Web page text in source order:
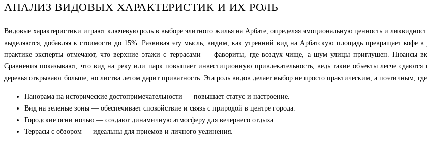
АНАЛИЗ ВИДОВЫХ ХАРАКТЕРИСТИК И ИХ РОЛЬ
Видовые характеристики играют ключевую роль в выборе элитного жилья на Арбате, определяя эмоциональную ценность и
выделяются, добавляя к стоимости до 15%. Развивая эту мысль, видим, как утренний вид на Арбатскую площадь превращает
практике эксперты отмечают, что верхние этажи с террасами — фавориты, где воздух чище, а шум улицы приглушен. Нюансы
Сравнения показывают, что вид на реку или парк повышает инвестиционную привлекательность, ведь такие объекты легче
деревья открывают больше, но листва летом дарит приватность. Эта роль видов делает выбор не просто практическим, а поэтичным,
Панорама на исторические достопримечательности — повышает статус и настроение.
Вид на зеленые зоны — обеспечивает спокойствие и связь с природой в центре города.
Городские огни ночью — создают динамичную атмосферу для вечернего отдыха.
Террасы с обзором — идеальны для приемов и личного уединения.